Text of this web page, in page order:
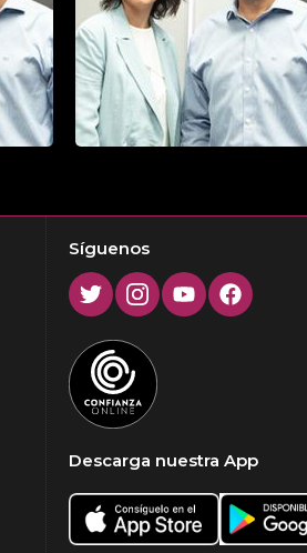
Síguenos
TwitterInstagram
YoutubeFacebook
Descarga nuestra App